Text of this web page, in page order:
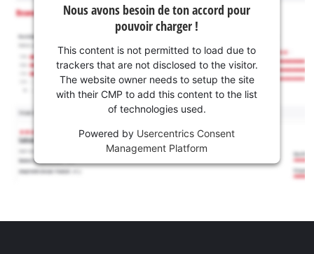
Nous avons besoin de ton accord pour
pouvoir charger !
This content is not permitted to load due to
trackers that are not disclosed to the visitor.
The website owner needs to setup the site
with their CMP to add this content to the list
of technologies used.
Powered by Usercentrics Consent
Management Platform